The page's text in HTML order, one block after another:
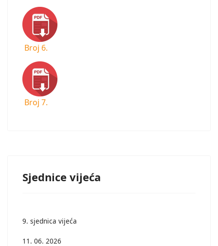
Broj 6.
Broj 7.
Sjednice vijeća
9. sjednica vijeća
11. 06. 2026